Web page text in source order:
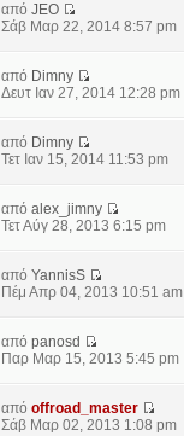
απόJEO
Σάβ Μαρ 22, 2014 8:57 pm
από Dimny
Δευτ Ιαν 27, 2014 12:28 pm
από Dimny
Τετ Ιαν 15, 2014 11:53 pm
απόalex_jimny
Τετ Αύγ 28, 2013 6:15 pm
απόYannisS
Πέμ Απρ 04, 2013 10:51 am
απόpanosd
Παρ Μαρ 15, 2013 5:45 pm
απόoffroad_master
Σάβ Μαρ 02, 2013 1:08 pm